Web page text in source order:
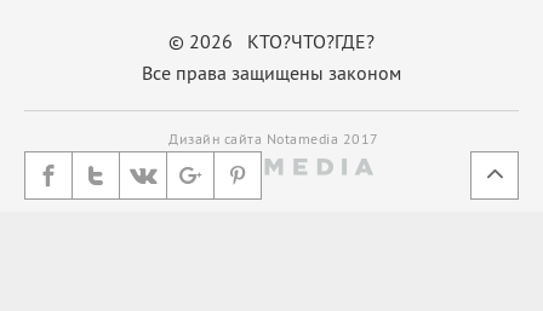
© 2026 КТО?ЧТО?ГДЕ?
Все права защищены законом
Дизайн сайта Notamedia 2017